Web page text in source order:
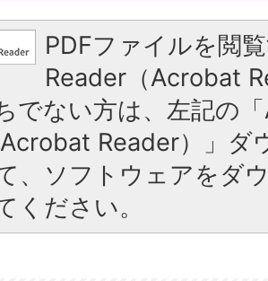
PDFファイルを閲
Reader（Acrobat
でない方は、左記の
Reader）」ダ
、ソフトウェアをダ
ください。